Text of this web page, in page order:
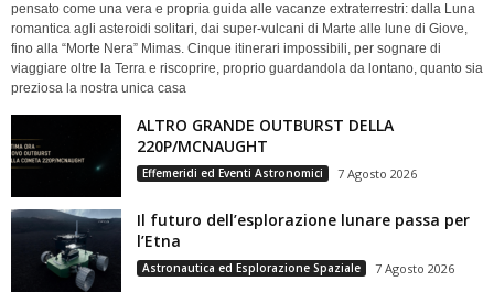
pensato come una vera e propria guida alle vacanze extraterrestri: dalla Luna
romantica agli asteroidi solitari, dai super-vulcani di Marte alle lune di Giove,
fino alla “Morte Nera” Mimas. Cinque itinerari impossibili, per sognare di
viaggiare oltre la Terra e riscoprire, proprio guardandola da lontano, quanto sia
preziosa la nostra unica casa
ALTRO GRANDE OUTBURST DELLA
220P/MCNAUGHT
Effemeridi ed Eventi Astronomici 7 Agosto 2026
Il futuro dell’esplorazione lunare passa per
l’Etna
Astronautica ed Esplorazione Spaziale 7 Agosto 2026